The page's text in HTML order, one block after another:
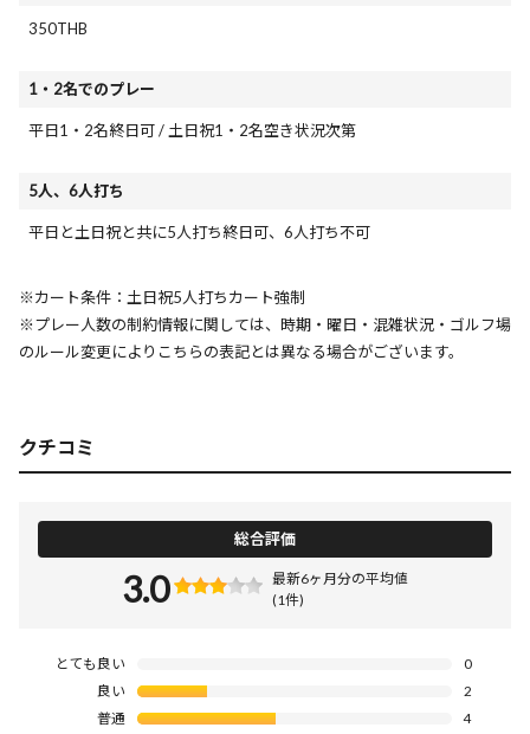
350THB
1・2名でのプレー
平日1・2名終日可 / 土日祝1・2名空き状況次第
5人、6人打ち
平日と土日祝と共に5人打ち終日可、6人打ち不可
※カート条件：土日祝5人打ちカート強制
※プレー人数の制約情報に関しては、時期・曜日・混雑状況・ゴルフ場
のルール変更によりこちらの表記とは異なる場合がございます。
クチコミ
総合評価
3.0
最新6ヶ月分の平均値
(1件)
とても良い
0
良い
2
普通
4